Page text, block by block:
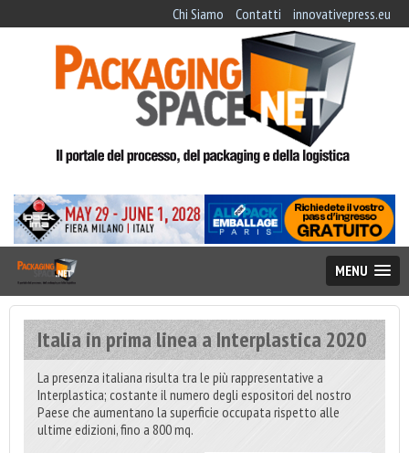
Chi Siamo Contatti innovativepress.eu
MENU
Italia in prima linea a Interplastica 2020
La presenza italiana risulta tra le più rappresentative a
Interplastica; costante il numero degli espositori del nostro
Paese che aumentano la superficie occupata rispetto alle
ultime edizioni, fino a 800 mq.